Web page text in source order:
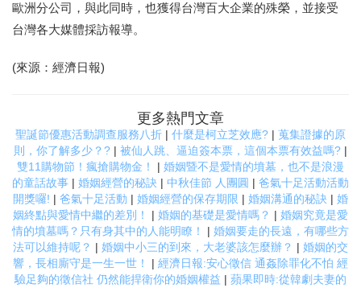
歐洲分公司，與此同時，也獲得台灣百大企業的殊榮，並接受
台灣各大媒體採訪報導。
(來源：經濟日報)
更多熱門文章
聖誕節優惠活動調查服務八折 | 什麼是柯立芝效應? | 蒐集證據的原
則，你了解多少？? | 被仙人跳、逼迫簽本票，這個本票有效益嗎? |
雙11購物節！瘋搶購物金！
| 婚姻暨不是愛情的墳墓，也不是浪漫
的童話故事 | 婚姻經營的秘訣 | 中秋佳節 人團圓 | 爸氣十足活動活動
開獎囉! | 爸氣十足活動 | 婚姻經營的保存期限 | 婚姻溝通的秘訣 | 婚
姻終點與愛情中繼的差別！
| 婚姻的基礎是愛情嗎？ | 婚姻究竟是愛
情的墳墓嗎？只有身其中的人能明瞭！
| 婚姻要走的長遠，有哪些方
法可以維持呢？ | 婚姻中小三的到來，大老婆該怎麼辦？ | 婚姻的交
響，長相廝守是一生一世！
| 經濟日報:安心徵信 通姦除罪化不怕 經
驗足夠的徵信社 仍然能捍衛你的婚姻權益 | 蘋果即時:從韓劇夫妻的